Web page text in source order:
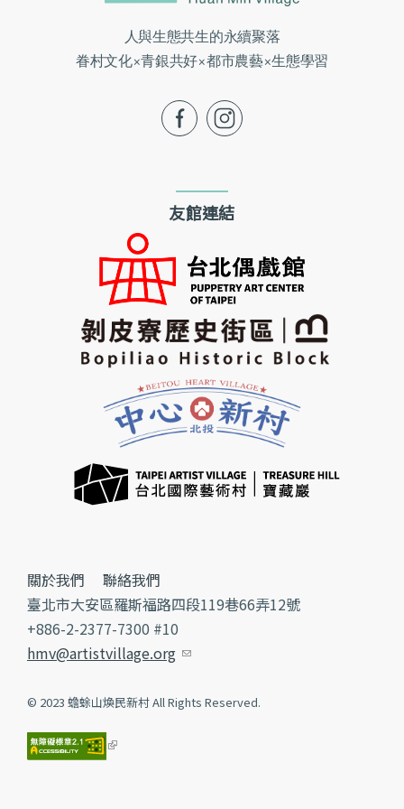
人與生態共生的永續聚落
眷村文化×青銀共好×都市農藝×生態學習
fb ig
友館連結
關於我們
聯絡我們
臺北市大安區羅斯福路四段119巷66弄12號
+886-2-2377-7300 #10
hmv@artistvillage.org (link sends e-mail)
© 2023 蟾蜍山煥民新村 All Rights Reserved.
(link is external)